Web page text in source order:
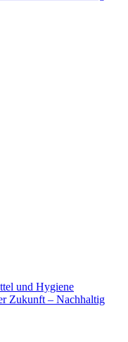
und Hygiene
Zukunft – Nachhaltig